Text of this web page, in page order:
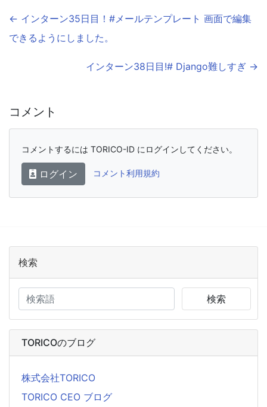
← インターン35日目！#メールテンプレート 画面で編集
できるようにしました。
インターン38日目!# Django難しすぎ →
コメント
コメントするには TORICO-ID にログインしてください。
ログイン コメント利用規約
検索
検索
TORICOのブログ
株式会社TORICO
TORICO CEO ブログ